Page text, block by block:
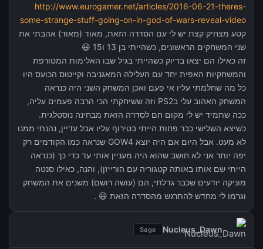
http://www.eurogamer.net/articles/2016-06-21-theres-
some-strange-stuff-going-on-in-god-of-wars-reveal-video
קטע מצחיק קצת יש לי עם הסדרה הזאת, מאוד (מאוד) אהבתי את
שני המשחקים הראשונים, כשהייתי בן 13 ו15 😃
זה כאילו הם יצאו בדיוק כשהייתי בגיל שבו האלימות המטורפת
והמשחקיות האפית יחד עם העלילה המאגניבה וקייטוס הכועס היו
כל מה שחלמתי עליו אי פעם ואכן המשחק השני היה כנראה
המשחק האהוב עלי בPS2 וזה ששיחקתי הכי הרבה פעמים עליה,
ככה שתמיד יש לי מקום חם לסדרה הזאת מבחינה נוסטלגית.
כשיצא השלישי כבר פחות הייתי בטירוף עליו אבל עדיין, נהנתי ממנו
לא מעט. אבל היום אם היה יוצא GOW4 שנראה כמו הקודמים רק
יפה יותר אני לא חושב שהוא היה מעניין אותי עד כדי כך (כנראה
הייתי שם אותו באותה קטגוריה עם הורייזן), והנה, כאילו סנטה
מוניקה יודעים שכבר גדלתי, הם (עושה רושם) משנים את המשחק
וגרמו לי מחדש להתרגש מהסדרה הזאת 😃 .
Nucleus_Dawn
Sage